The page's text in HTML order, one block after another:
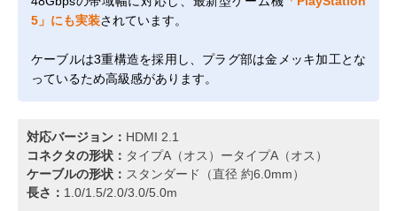
5」にも実装されています。
ケーブルは3重構造を採用し、プラグ部は金メッキ加工とな
っているため高級感があります。
対応バージョン： HDMI 2.1
コネクタの形状： タイプA（オス）ータイプA（オス）
ケーブルの形状： スタンダード（直径 約6.0mm）
長さ： 1.0/1.5/2.0/3.0/5.0m